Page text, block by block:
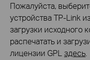
Пожалуйста,
устройства TP-Link
загрузки исходного
распечатать и
лицензии GPL здесь